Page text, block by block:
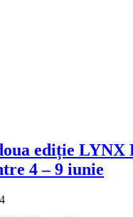
ediție LYNX
4 – 9 iunie